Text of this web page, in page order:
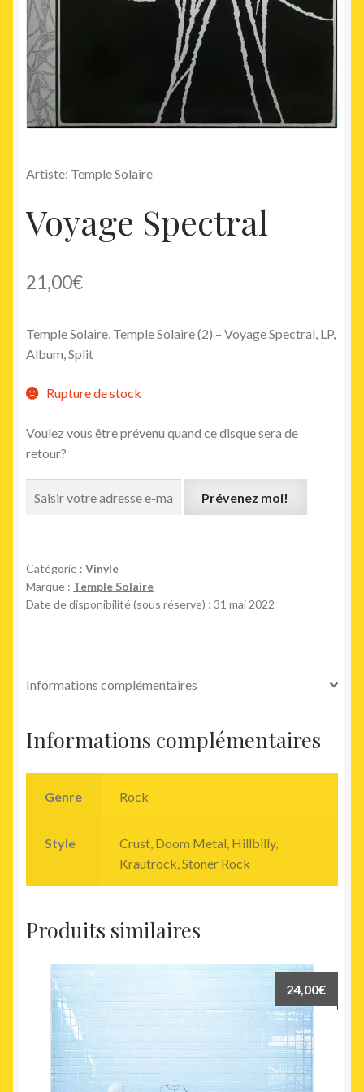
Artiste: Temple Solaire
Voyage Spectral
21,00€
Temple Solaire, Temple Solaire (2) – Voyage Spectral, LP,
Album, Split
Rupture de stock
Voulez vous être prévenu quand ce disque sera de
retour?
Prévenez moi!
Catégorie : Vinyle
Marque : Temple Solaire
Date de disponibilité (sous réserve) : 31 mai 2022
Informations complémentaires
Informations complémentaires
Genre Rock
Style Crust, Doom Metal Hillbilly,
Krautrock Stoner Rock
Produits similaires
24,00€